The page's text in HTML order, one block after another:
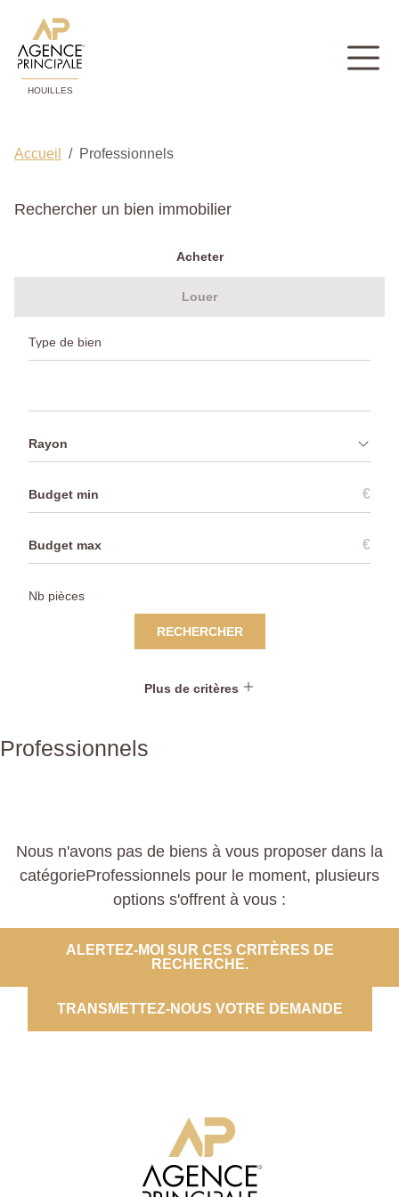
HOUILLES
Accueil Professionnels
Rechercher un bien immobilier
Acheter
Louer
Rayon
€
€
RECHERCHER
Plus de critères
Professionnels
Nous n'avons pas de biens à vous proposer dans la
catégorieProfessionnels pour le moment, plusieurs
options s'offrent à vous :
ALERTEZ-MOI SUR CES CRITÈRES DE
RECHERCHE.
TRANSMETTEZ-NOUS VOTRE DEMANDE